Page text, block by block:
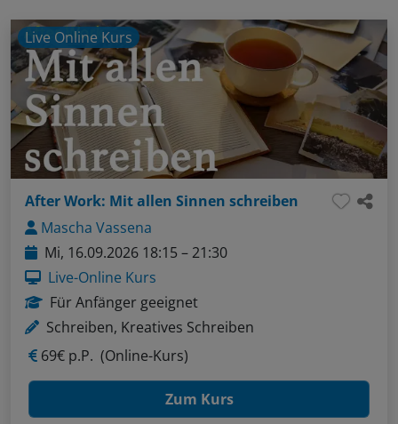
Live Online Kurs
After Work: Mit allen Sinnen schreiben
Mascha Vassena
Mi, 16.09.2026 18:15 – 21:30
Live-Online Kurs
Für Anfänger geeignet
Schreiben, Kreatives Schreiben
69€ p.P. (Online-Kurs)
Zum Kurs